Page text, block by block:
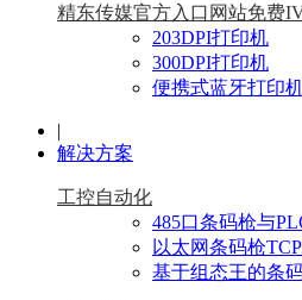
精东传媒官方入口网站免费
203DPI打印机
300DPI打印机
便携式蓝牙打印
|
解决方案
工控自动化
485口条码枪与
以太网条码枪
基于组态王的条